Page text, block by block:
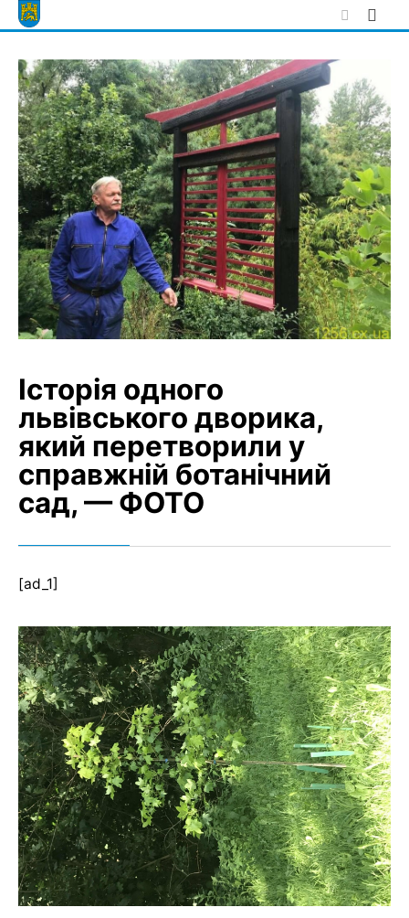
Skip
to
Історія одного
львівського дворика,
який перетворили у
справжній ботанічний
сад, — ФОТО
[ad_1]